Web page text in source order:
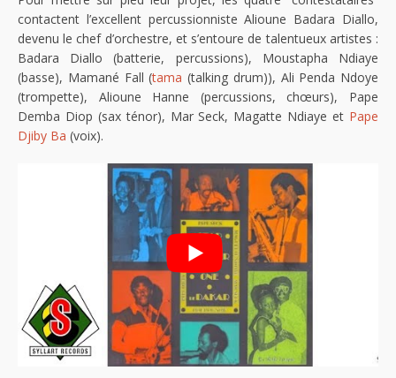
contactent l’excellent percussionniste Alioune Badara Diallo,
devenu le chef d’orchestre, et s’entoure de talentueux artistes :
Badara Diallo (batterie, percussions), Moustapha Ndiaye
(basse), Mamané Fall (tama (talking drum)), Ali Penda Ndoye
(trompette), Alioune Hanne (percussions, chœurs), Pape
Demba Diop (sax ténor), Mar Seck, Magatte Ndiaye et Pape
Djiby Ba (voix).